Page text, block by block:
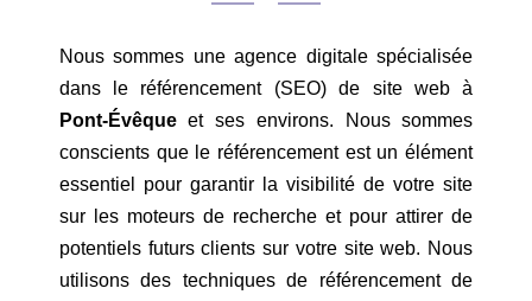
Nous sommes une agence digitale spécialisée
dans le référencement (SEO) de site web à
Pont-Évêqueet ses environs. Nous sommes
conscients que le référencement est un élément
essentiel pour garantir la visibilité de votre site
sur les moteurs de recherche et pour attirer de
potentiels futurs clients sur votre site web. Nous
utilisons des techniques de référencement de